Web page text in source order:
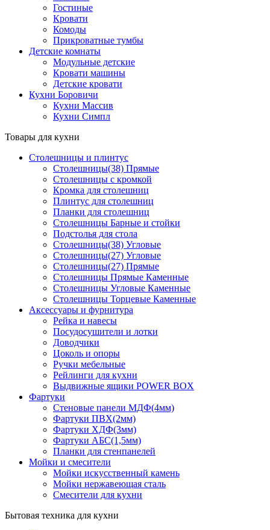
Гостиные
Кровати
Комоды
Прикроватные тумбы
Детские комнаты
Модульные детские
Кровати машины
Детские кровати
Кухни Боровичи
Кухни Массив
Кухни Симпл
Товары для кухни
Столешницы и плинтус
Столешницы(38) Прямые
Столешницы с кромкой
Кромка для столешниц
Плинтус для столешниц
Планки для столешниц
Столешницы Барные и стойки
Подстолья для стола
Столешницы(38) Угловые
Столешницы(27) Угловые
Столешницы(27) Прямые
Столешницы Прямые Каменные
Столешницы Угловые Каменные
Столешницы Торцевые Каменные
Аксессуары и фурнитура
Рейка и навесы
Посудосушители и лотки
Доводчики
Цоколь и опоры
Ручки мебельные
Рейлинги для кухни
Выдвижные ящики POWER BOX
Фартуки
Стеновые панели МДФ(4мм)
Фартуки ПВХ(2мм)
Фартуки ХДФ(3мм)
Фартуки АБС(1,5мм)
Планки для стенпанелей
Мойки и смесители
Мойки искусственный камень
Мойки нержавеющая сталь
Смесители для кухни
Бытовая техника для кухни